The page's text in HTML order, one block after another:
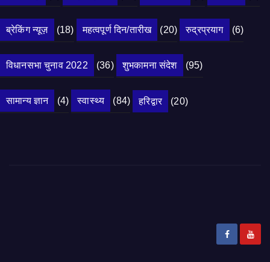
ब्रेकिंग न्यूज़ (18) महत्वपूर्ण दिन/तारीख (20) रुद्रप्रयाग (6)
विधानसभा चुनाव 2022 (36) शुभकामना संदेश (95)
सामान्य ज्ञान (4) स्वास्थ्य (84) हरिद्वार (20)